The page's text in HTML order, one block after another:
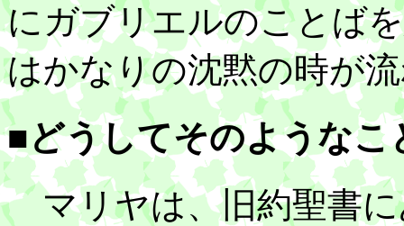
にガブリエルのことば
はかなりの沈黙の時が
■どうしてそのような
マリヤは、旧約聖書に